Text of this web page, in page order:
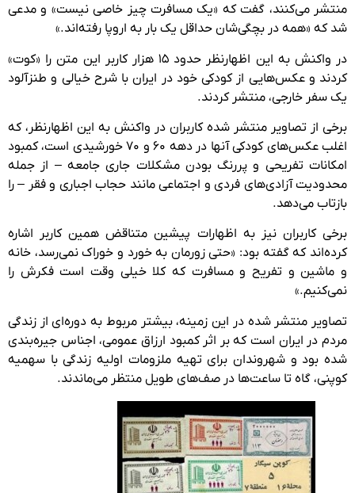
منتشر می‌کنند، گفت که «یک مسافرت چیز خاصی نیست» و مدعی
شد که «همه در بچگی‌شان حداقل یک بار به اروپا رفته‌اند.»
در واکنش به این اظهارنظر حدود ۱۵ هزار کاربر این متن را «کوت»
کردند و عکس‌هایی از کودکی خود در ایران با شرح خیالی و طنزآلود
یک سفر خارجی، منتشر کردند.
برخی از تصاویر منتشر شده کاربران در واکنش به این اظهارنظر، که
اغلب عکس‌های کودکی آنها در دهه ۶۰ و ۷۰ خورشیدی است، کمبود
امکانات تفریحی و پررنگ بودن مشکلات جاری جامعه – از جمله
محدودیت آزادی‌های فردی و اجتماعی مانند حجاب اجباری و فقر – را
بازتاب می‌دهد.
برخی کاربران نیز به اظهارات پیشین متناقض همین کاربر اشاره
کرده‌اند که گفته بود: «حتی زورمان به خورد و خوراک نمی‌رسد، خانه
و ماشین و تفریح و مسافرت که کلا خیلی وقت است فکرش را
نمی‌کنیم.»
تصاویر منتشر شده در این زمینه، بیشتر مربوط به دوره‌ای از زندگی
مردم در ایران است که بر اثر کمبود ارزاق عمومی، اجناس جیره‌بندی
شده بود و شهروندان برای تهیه ملزومات اولیه زندگی با سهمیه
کوپنی، گاه تا ساعت‌ها در صف‌های طویل منتظر می‌ماندند.